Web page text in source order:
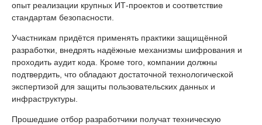
опыт реализации крупных ИТ-проектов и соответствие
стандартам безопасности.
Участникам придётся применять практики защищённой
разработки, внедрять надёжные механизмы шифрования и
проходить аудит кода. Кроме того, компании должны
подтвердить, что обладают достаточной технологической
экспертизой для защиты пользовательских данных и
инфраструктуры.
Прошедшие отбор разработчики получат техническую